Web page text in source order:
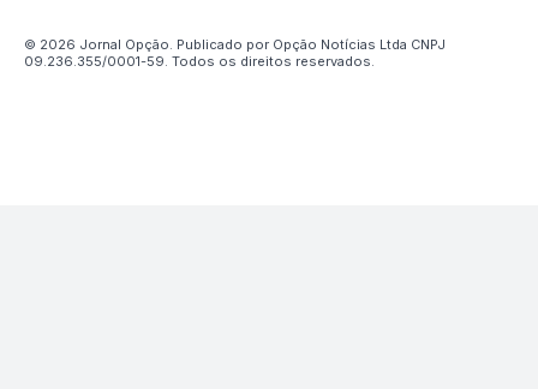
© 2026 Jornal Opção. Publicado por Opção Notícias Ltda CNPJ
09.236.355/0001-59. Todos os direitos reservados.